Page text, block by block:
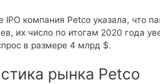
IPO компания Petco указала, что
их число по итогам 2020 года
в размере 4 млрд $.
рынка Petco